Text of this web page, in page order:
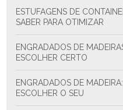
ESTUFAGENS DE CONTAINERS: O QUE VOCÊ PRECISA
SABER PARA OTIMIZAR
ENGRADADOS DE MADEIRAS: GUIA COMPLETO PARA
ESCOLHER CERTO
ENGRADADOS DE MADEIRA: O GUIA COMPLETO PARA
ESCOLHER O SEU